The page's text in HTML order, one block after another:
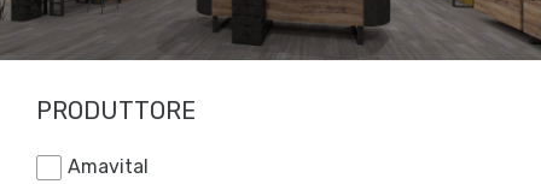
PRODUTTORE
Amavital